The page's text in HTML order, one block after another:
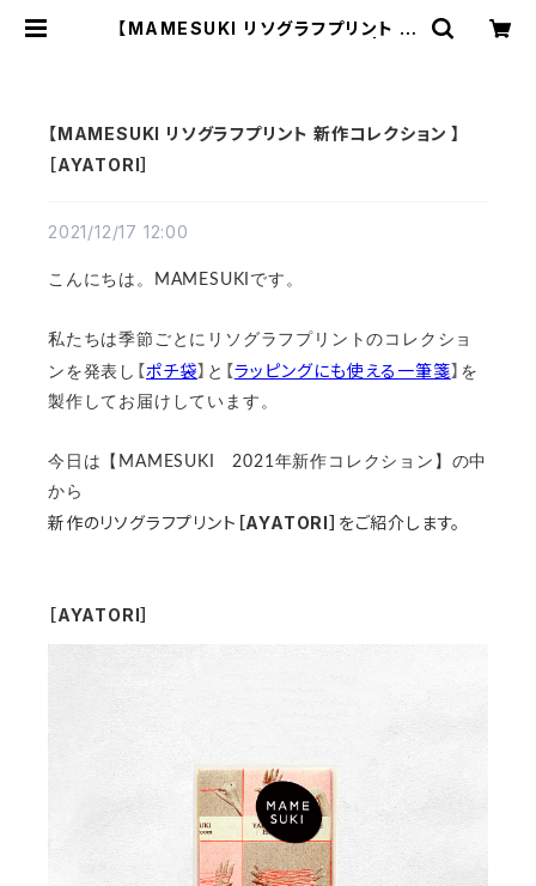
【MAMESUKI リソグラフプリント 新
【MAMESUKI リソグラフプリント 新作コレクション 】
［AYATORI］
2021/12/17 12:00
こんにちは。MAMESUKIです。
私たちは季節ごとにリソグラフプリントのコレクショ
ンを発表し 【ポチ袋】 と 【ラッピングにも使える一筆箋】 を
製作してお届けしています。
今日は【MAMESUKI 2021年新作コレクション】の中
から
新作のリソグラフプリント ［AYATORI］ をご紹介します。
［AYATORI］